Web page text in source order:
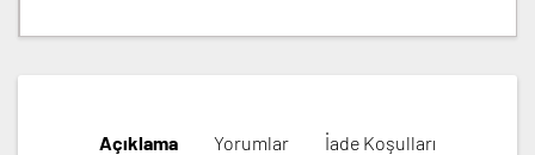
Açıklama Yorumlar İade Koşulları